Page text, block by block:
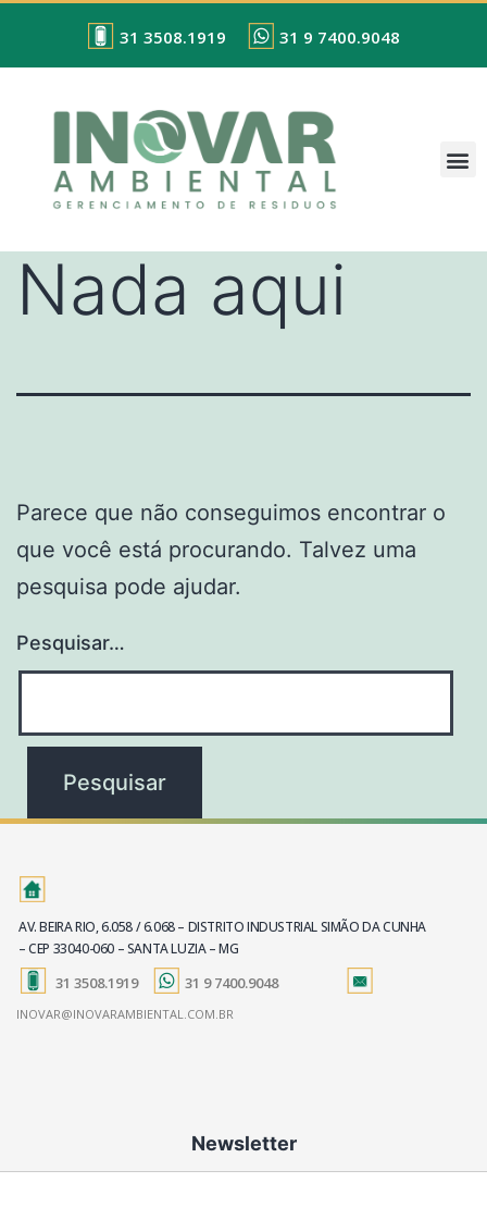
31 3508.1919 31 9 7400.9048
Nada aqui
Parece que não conseguimos encontrar o
que você está procurando. Talvez uma
pesquisa pode ajudar.
Pesquisar…
AV. BEIRA RIO, 6.058 / 6.068 – DISTRITO INDUSTRIAL SIMÃO DA CUNHA
– CEP 33040-060 – SANTA LUZIA – MG
31 3508.1919 31 9 7400.9048
INOVAR@INOVARAMBIENTAL.COM.BR
Newsletter